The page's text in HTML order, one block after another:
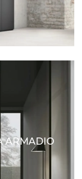
ARMADIO